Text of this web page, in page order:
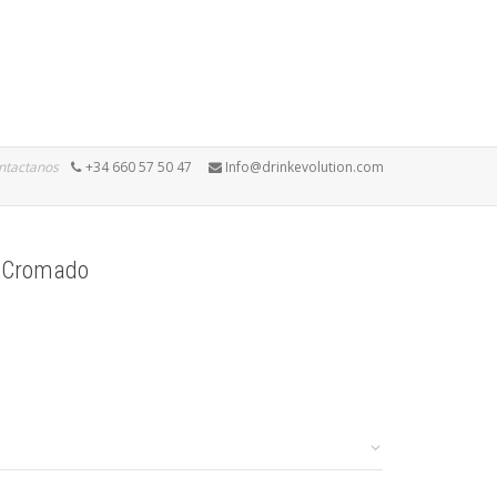
+34 660 57 50 47 Info@drinkevolution.com